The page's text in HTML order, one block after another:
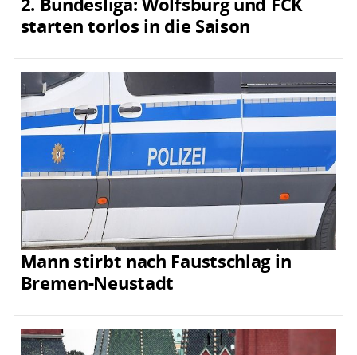
starten torlos in die Saison
Mann stirbt nach Faustschlag in
Bremen-Neustadt